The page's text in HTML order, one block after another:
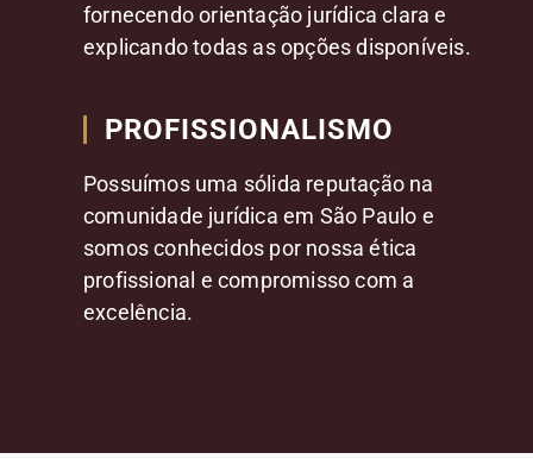
fornecendo orientação jurídica clara e
explicando todas as opções disponíveis.
PROFISSIONALISMO
Possuímos uma sólida reputação na
comunidade jurídica em São Paulo e
somos conhecidos por nossa ética
profissional e compromisso com a
excelência.